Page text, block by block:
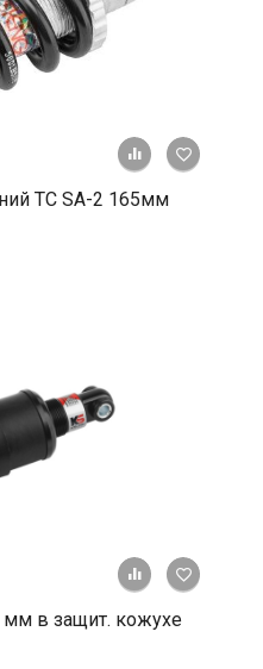
+ К
TC SA-2 165мм
+ К
в защит. кожухе